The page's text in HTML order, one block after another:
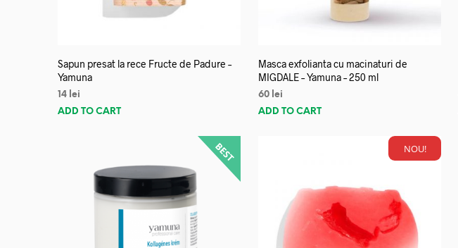
Sapun presat la rece Fructe de Padure –
Yamuna
14 lei
ADD TO CART
Masca exfolianta cu macinaturi de
MIGDALE – Yamuna – 250 ml
60 lei
ADD TO CART
NOU!